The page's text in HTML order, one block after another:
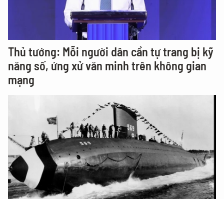
Thủ tướng: Mỗi người dân cần tự trang bị kỹ
năng số, ứng xử văn minh trên không gian
mạng